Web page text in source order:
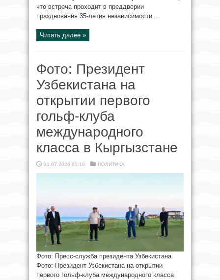
что встреча проходит в преддверии
празднования 35-летия независимости ...
Читать далее »
Фото: Президент
Узбекистана на
открытии первого
гольф-клуба
международного
класса в Кыргызстане
31.07.2026 05:10 ПОЛИТИКА
Фото: Пресс-служба президента Узбекистана
Фото: Президент Узбекистана на открытии
первого гольф-клуба международного класса